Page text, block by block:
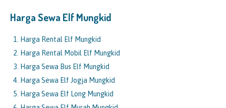
Harga Sewa ElfMungkid
Harga Rental Elf Mungkid
Harga Rental Mobil Elf Mungkid
Harga Sewa Bus Elf Mungkid
Harga Sewa Elf Jogja Mungkid
Harga Sewa Elf Long Mungkid